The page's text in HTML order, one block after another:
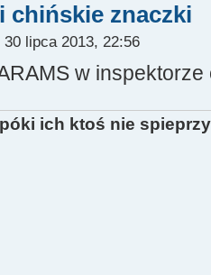
chińskie znaczki
lipca 2013, 22:56
w
ich ktoś nie